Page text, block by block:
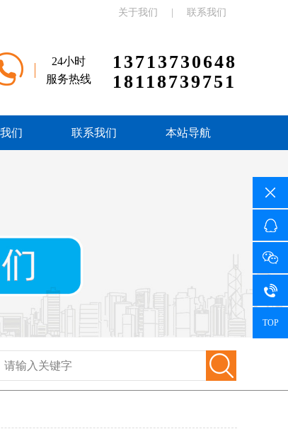
关于我们 联系我们
24小时
服务热线
13713730648
18118739751
们 联系我们 本站导航
TOP